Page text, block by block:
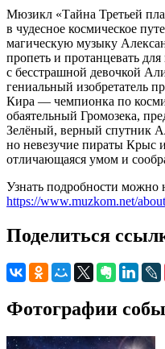
Мюзикл «Тайна Третьей
в чудесное космическое
магическую музыку
пропеть и протанцевать
с бесстрашной девочкой
гениальный изобретатель
Кира — чемпионка по
обаятельный Громозека,
Зелёный, верный спутник
но невезучие пираты Крыс
отличающаяся умом и
Узнать подробности можно
https://www.muzkom.net/
Поделиться
Фотографии